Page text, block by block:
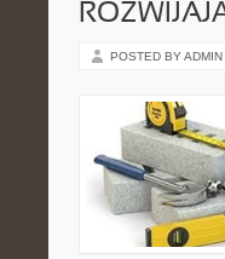
POSTED BY ADMIN